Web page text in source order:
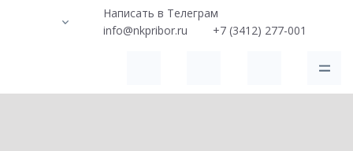
Написать в Телеграм
info@nkpribor.ru
+7 (3412) 277-001